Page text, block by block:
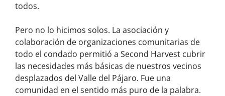
todos.
Pero no lo hicimos solos. La asociación y
colaboración de organizaciones comunitarias de
todo el condado permitió a Second Harvest cubrir
las necesidades más básicas de nuestros vecinos
desplazados del Valle del Pájaro. Fue una
comunidad en el sentido más puro de la palabra.